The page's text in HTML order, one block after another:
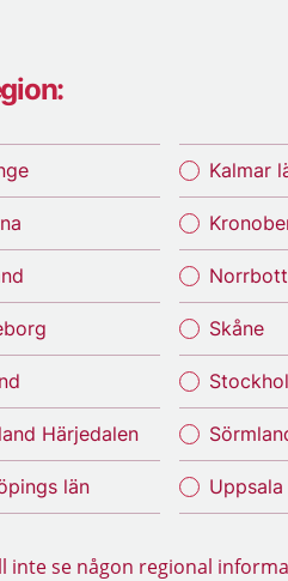
Härjedalen
län
Kalmar
Skåne
Uppsala
inte se någon regional